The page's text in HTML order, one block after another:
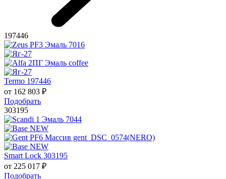
197446
Termo 197446
от 162 803 ₽
Подобрать
303195
Smart Lock 303195
от 225 017 ₽
Подобрать